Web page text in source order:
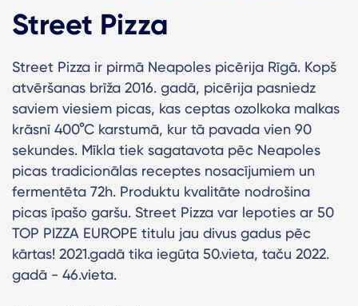
Street Pizza
Street Pizza ir pirmā Neapoles picērija Rīgā. Kopš
atvēršanas brīža 2016. gadā, picērija pasniedz
saviem viesiem picas, kas ceptas ozolkoka malkas
krāsnī 400°C karstumā, kur tā pavada vien 90
sekundes. Mīkla tiek sagatavota pēc Neapoles
picas tradicionālas receptes nosacījumiem un
fermentēta 72h. Produktu kvalitāte nodrošina
picas īpašo garšu. Street Pizza var lepoties ar 50
TOP PIZZA EUROPE titulu jau divus gadus pēc
kārtas! 2021.gadā tika iegūta 50.vieta, taču 2022.
gadā - 46.vieta.